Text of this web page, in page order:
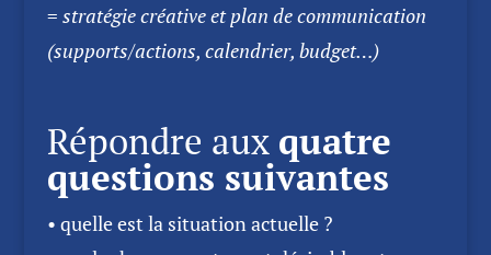
= stratégie créative et plan de communication
(supports/actions, calendrier, budget…)
Répondre aux quatre
questions suivantes
• quelle est la situation actuelle ?